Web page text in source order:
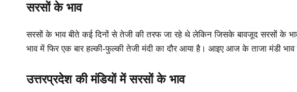
सरसों के भाव
सरसों के भाव बीते कई दिनों से तेजी की तरफ जा रहे थे लेकिन जिसके बावजूद सरसों के
भाव में फिर एक बार हल्की-फुल्की तेजी मंदी का दौर आया है। आइए आज के ताजा मंडी
उत्तरप्रदेश की मंडियों में सरसों के भाव